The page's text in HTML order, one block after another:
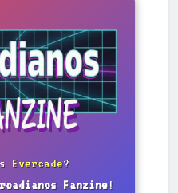
Evercade?
Fanzine!